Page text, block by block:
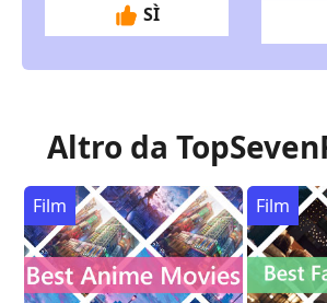
SÌ
Altro da
Film Film